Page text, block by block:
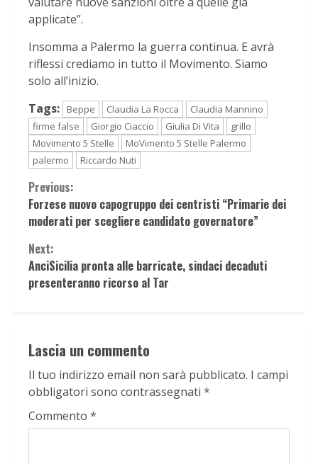
applicate”.
Insomma a Palermo la guerra continua. E avrà
riflessi crediamo in tutto il Movimento. Siamo
solo all’inizio.
Tags:
Beppe Claudia La Rocca
Claudia Mannino
firme false
Giorgio Ciaccio Giulia Di Vita
grillo
Movimento 5 Stelle
MoVimento 5 Stelle Palermo
palermo
Riccardo Nuti
Continue
Reading
Previous:
Forzese nuovo capogruppo dei centristi “Primarie dei
moderati per scegliere candidato governatore”
Next:
AnciSicilia pronta alle barricate, sindaci decaduti
presenteranno ricorso al Tar
Lascia un commento
Il tuo indirizzo email non sarà pubblicato. I campi
obbligatori sono contrassegnati *
Commento *